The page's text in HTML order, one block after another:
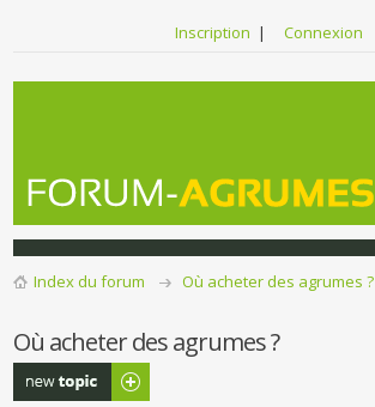
Inscription | Connexion
Index du forum Où acheter des agrumes ?
Où acheter des agrumes ?
Publier un
nouveau sujet